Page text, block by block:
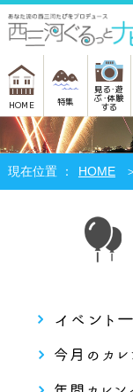
HOME 特集
見る･遊
ぶ･体験
する
HOME